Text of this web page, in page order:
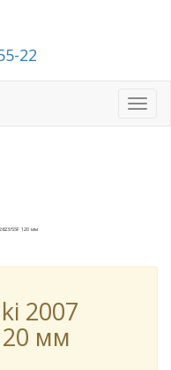
22
2007
мм